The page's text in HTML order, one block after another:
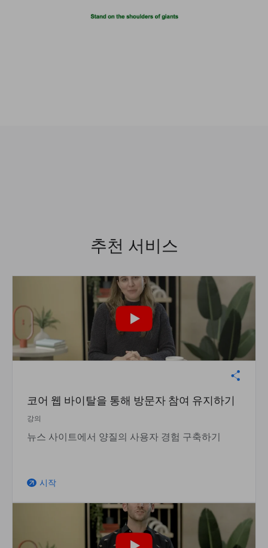
추천 서비스
코어 웹 바이탈을 통해 방문자 참여 유지하기
강의
뉴스 사이트에서 양질의 사용자 경험 구축하기
arrow_outward 시작